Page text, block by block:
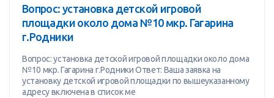
Вопрос: установка детской игровой
площадки около дома №10 мкр. Гагарина
г.Родники
Вопрос: установка детской игровой площадки около дома
№10 мкр. Гагарина г.Родники Ответ: Ваша заявка на
установку детской игровой площадки по вышеуказанному
адресу включена в список ме